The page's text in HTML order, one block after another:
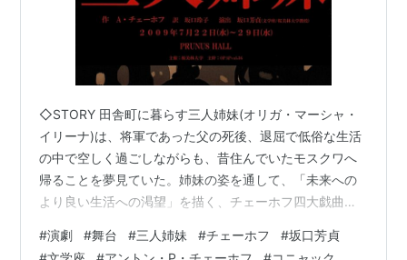
◇STORY 田舎町に暮らす三人姉妹(オリガ・マーシャ・
イリーナ)は、将軍であった父の死後、退屈で低俗な生活
の中で空しく過ごしながらも、昔住んでいたモスクワへ
帰ることを夢見ていた。姉妹の姿を通して、「未来への
より良い生活への渇望」を描く、チェーホフ四大戯曲の
て上演され、今回が再演となります。今回は学生が主体
#演劇 #舞台 #三人姉妹 #チェーホフ #坂口芳貞